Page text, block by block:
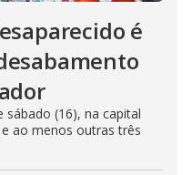
é
sábado (16), na capital
ao menos outras três